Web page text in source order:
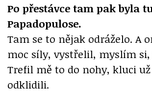
Po přestávce tam pak byla
Papadopulose.
Tam se to nějak odráželo. A
moc síly, vystřelil, myslím
Trefil mě to do nohy, kluci
odklidili.